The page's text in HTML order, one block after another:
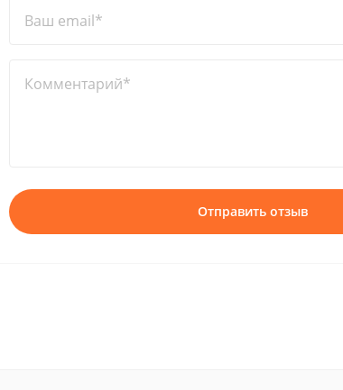
Ваш email*
Комментарий*
Отправить отзыв